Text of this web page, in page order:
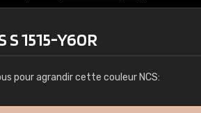
1515-Y60R
pour agrandir cette couleur NCS: